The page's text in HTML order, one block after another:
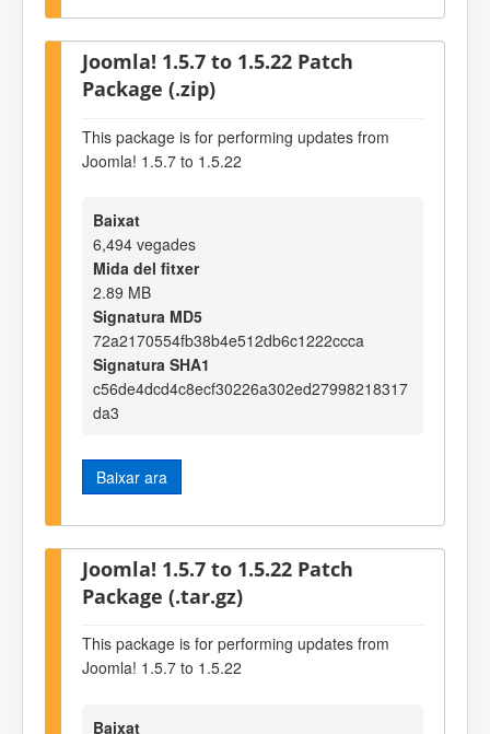
Joomla! 1.5.7 to 1.5.22 Patch
Package (.zip)
This package is for performing updates from
Joomla! 1.5.7 to 1.5.22
Baixat
6,494 vegades
Mida del fitxer
2.89 MB
Signatura MD5
72a2170554fb38b4e512db6c1222ccca
Signatura SHA1
c56de4dcd4c8ecf30226a302ed27998218317
da3
Baixar ara
Joomla! 1.5.7 to 1.5.22 Patch
Package (.tar.gz)
This package is for performing updates from
Joomla! 1.5.7 to 1.5.22
Baixat